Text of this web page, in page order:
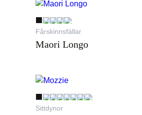
Fårskinnsfällar
Maori Longo
Sittdynor